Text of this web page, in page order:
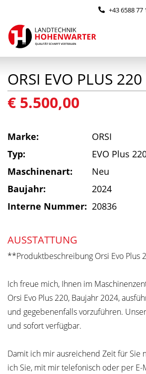
Zum Inhalt springen (Alt+0)
Zum Hauptmenü springen (Alt+1)
+43 6588 77
ORSI EVO PLUS 220
€ 5.500,00
Marke:
ORSI
Typ:
EVO Plus
Maschinenart:
Neu
Baujahr:
2024
Interne Nummer: 20836
AUSSTATTUNG
**Produktbeschreibung Orsi Evo Plus
Ich freue mich, Ihnen im
Orsi Evo Plus 220, Baujahr 2024,
und gegebenenfalls vorzuführen.
und sofort verfügbar.
Damit ich mir ausreichend Zeit für Sie
ich Sie, mit mir telefonisch oder per E-